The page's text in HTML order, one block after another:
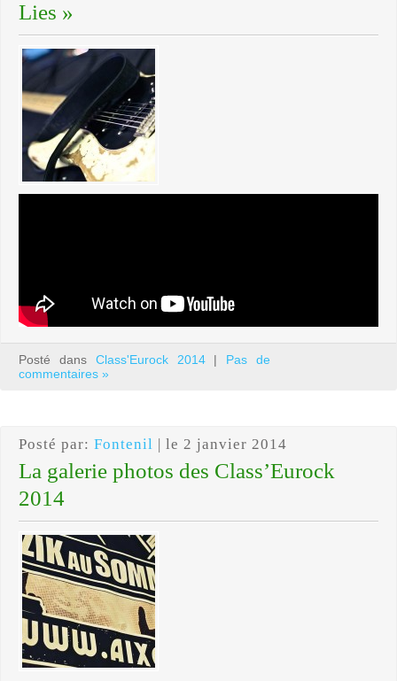
Lies »
Posté dans Class'Eurock 2014| Pas de
commentaires »
Posté par: Fontenil | le 2 janvier 2014
La galerie photos des Class’Eurock
2014